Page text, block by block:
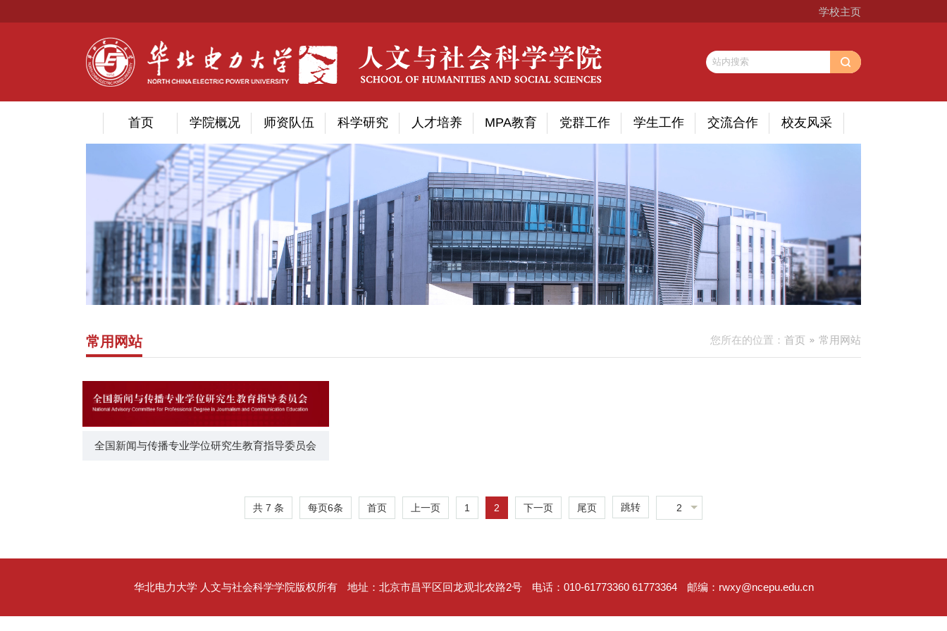
学校主页
首页 学院概况 师资队伍 科学研究 人才培养 MPA教育 党群工作 学生工作 交流合作 校友风采
您所在的位置： 首页 常用网站
常用网站
全国新闻与传播专业学位研究生教育指导委员会
共 7 条 每页6条 首页 上一页 1 2 下一页 尾页 跳转 2
华北电力大学 人文与社会科学学院版权所有 地址：北京市昌平区回龙观北农路2号 电话：010-61773360 61773364 邮编：rwxy@ncepu.edu.cn